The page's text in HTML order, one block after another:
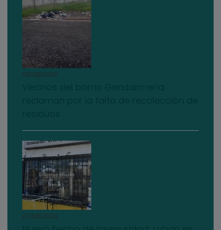
05/08/2026
07/08/2026